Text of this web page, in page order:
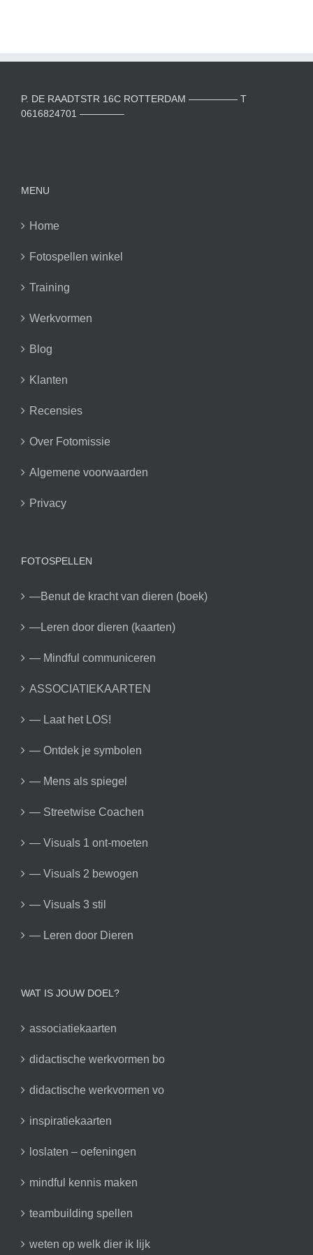
P. DE RAADTSTR 16C ROTTERDAM ————— T
0616824701 ————–
MENU
Home
Fotospellen winkel
Training
Werkvormen
Blog
Klanten
Recensies
Over Fotomissie
Algemene voorwaarden
Privacy
FOTOSPELLEN
—Benut de kracht van dieren (boek)
—Leren door dieren (kaarten)
— Mindful communiceren
ASSOCIATIEKAARTEN
— Laat het LOS!
— Ontdek je symbolen
— Mens als spiegel
— Streetwise Coachen
— Visuals 1 ont-moeten
— Visuals 2 bewogen
— Visuals 3 stil
— Leren door Dieren
WAT IS JOUW DOEL?
associatiekaarten
didactische werkvormen bo
didactische werkvormen vo
inspiratiekaarten
loslaten – oefeningen
mindful kennis maken
teambuilding spellen
weten op welk dier ik lijk